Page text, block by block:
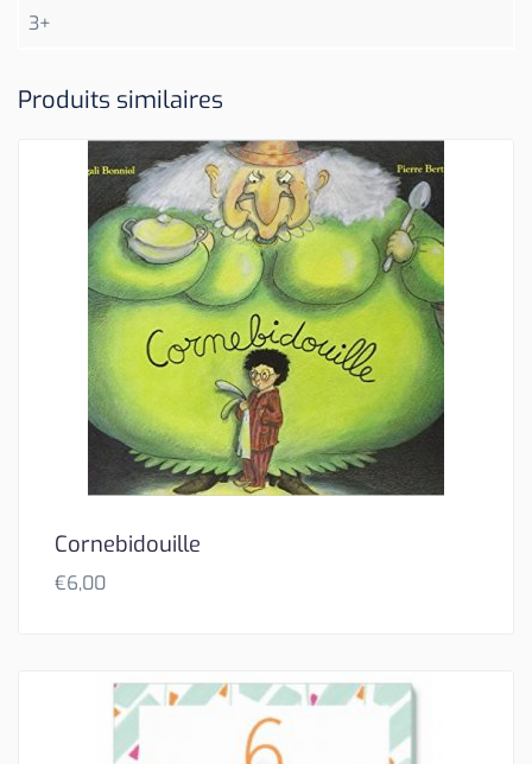
3+
Produits similaires
Cornebidouille
€6,00